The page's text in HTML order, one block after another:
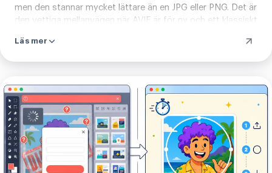
men den stannar mycket lättare än en JPG eller PNG. Det är
den vettiga mellanvägen när AVIF är för ny och ett klassiskt
Läs mer
Ladda
upp
din
bild